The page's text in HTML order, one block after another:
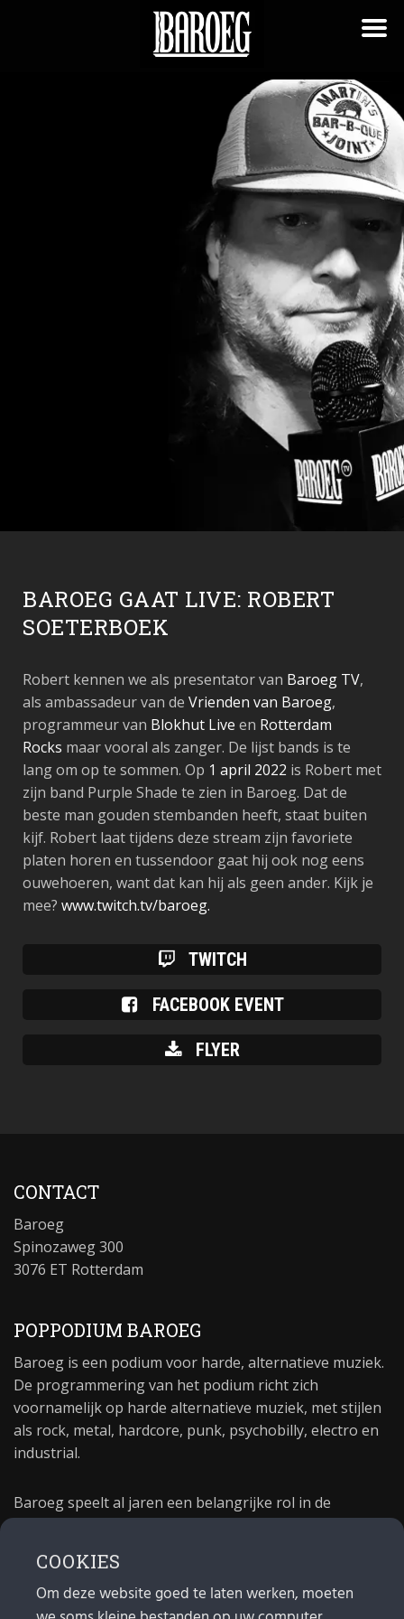
BAROEG GAAT LIVE: ROBERT
SOETERBOEK
Robert kennen we als presentator van Baroeg TV,
als ambassadeur van de Vrienden van Baroeg,
programmeur van Blokhut Live en Rotterdam
Rocks maar vooral als zanger. De lijst bands is te
lang om op te sommen. Op 1 april 2022 is Robert met
zijn band Purple Shade te zien in Baroeg. Dat de
beste man gouden stembanden heeft, staat buiten
kijf. Robert laat tijdens deze stream zijn favoriete
platen horen en tussendoor gaat hij ook nog eens
ouwehoeren, want dat kan hij als geen ander. Kijk je
mee? www.twitch.tv/baroeg.
TWITCH
FACEBOOK EVENT
FLYER
CONTACT
Baroeg
Spinozaweg 300
3076 ET Rotterdam
POPPODIUM BAROEG
Baroeg is een podium voor harde, alternatieve muziek.
De programmering van het podium richt zich
voornamelijk op harde alternatieve muziek, met stijlen
als rock, metal, hardcore, punk, psychobilly, electro en
industrial.
Baroeg speelt al jaren een belangrijke rol in de
poppodium 40 jaar.
COOKIES
Om deze website goed te laten werken, moeten